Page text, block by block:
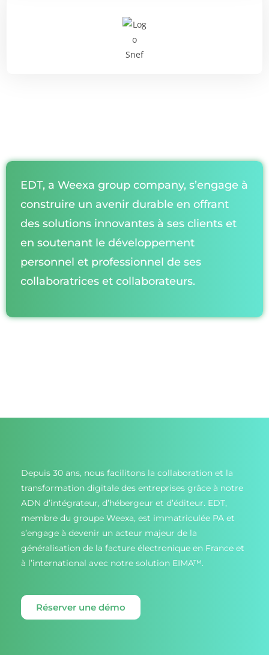
EDT, a Weexa group company, s’engage à
construire un avenir durable en offrant
des solutions innovantes à ses clients et
en soutenant le développement
personnel et professionnel de ses
collaboratrices et collaborateurs.
Depuis 30 ans, nous facilitons la collaboration et la
transformation digitale des entreprises grâce à notre
ADN d’intégrateur, d’hébergeur et d’éditeur. EDT,
membre du groupe Weexa, est immatriculée PA et
s’engage à devenir un acteur majeur de la
généralisation de la facture électronique en France et
à l’international avec notre solution EIMA™.
Réserver une démo